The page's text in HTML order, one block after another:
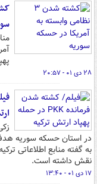
۲۸ دی ۰۱ - ۲۰:۵۷
در استان حسکه سوریه
به گفته منابع اطلاعاتی
نقش داشته است.
۱۷ دی ۰۱ - ۱۳:۴۰